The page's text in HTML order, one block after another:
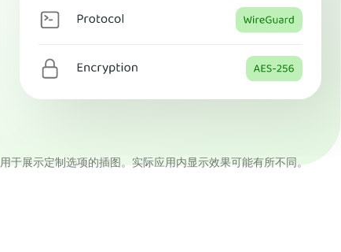
用于展示定制选项的插图。实际应用内显示效果可能有所不同。